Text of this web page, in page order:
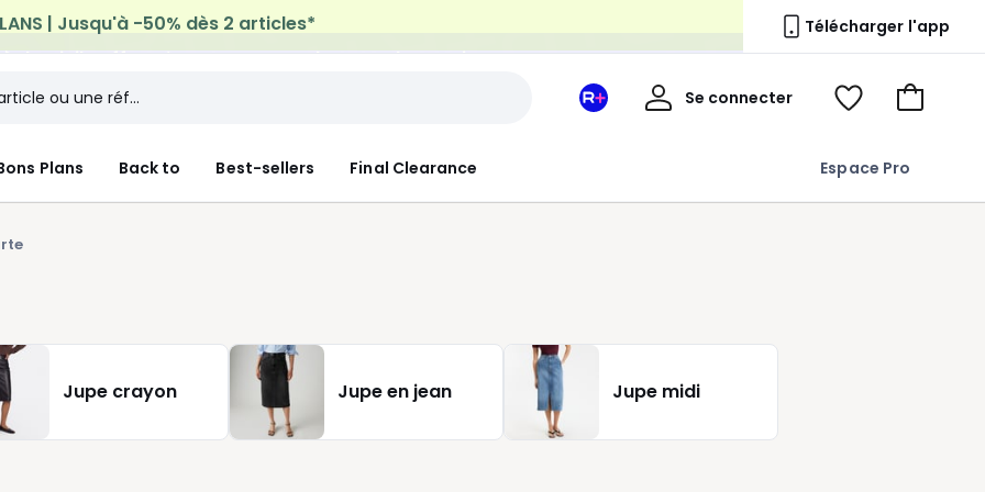
à domicile offerte*sur tous vos achats Mode & Maison Télécharger l'app
Plans Back to Best-sellers Final Clearance Espace Pro
Mon
Se connecter
Mon
Voir
Aller
Jupe crayon Jupe en jean Jupe midi